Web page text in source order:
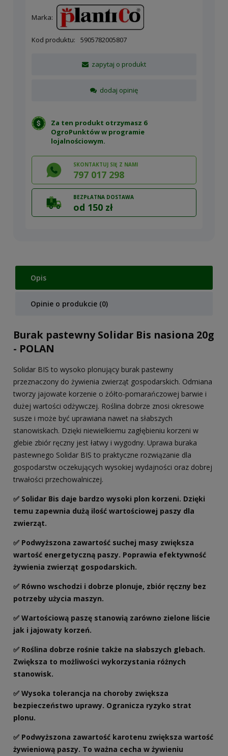
Marka:
Kod produktu: 5905782005807
zapytaj o produkt
dodaj opinię
Za ten produkt otrzymasz 6
OgroPunktów w programie
lojalnościowym.
SKONTAKTUJ SIĘ Z NAMI
797 017 298
BEZPŁATNA DOSTAWA
od 150 zł
Opis
Opinie o produkcie (0)
Burak pastewny Solidar Bis nasiona 20g
- POLAN
Solidar BIS to wysoko plonujący burak pastewny
przeznaczony do żywienia zwierząt gospodarskich. Odmiana
tworzy jajowate korzenie o żółto-pomarańczowej barwie i
dużej wartości odżywczej. Roślina dobrze znosi okresowe
susze i może być uprawiana nawet na słabszych
stanowiskach. Dzięki niewielkiemu zagłębieniu korzeni w
glebie zbiór ręczny jest łatwy i wygodny. Uprawa buraka
pastewnego Solidar BIS to praktyczne rozwiązanie dla
gospodarstw oczekujących wysokiej wydajności oraz dobrej
trwałości przechowalniczej.
✅ Solidar Bis daje bardzo wysoki plon korzeni. Dzięki
temu zapewnia dużą ilość wartościowej paszy dla
zwierząt.
✅ Podwyższona zawartość suchej masy zwiększa
wartość energetyczną paszy. Poprawia efektywność
żywienia zwierząt gospodarskich.
✅ Równo wschodzi i dobrze plonuje, zbiór ręczny bez
potrzeby użycia maszyn.
✅ Wartościową paszę stanowią zarówno zielone liście
jak i jajowaty korzeń.
✅ Roślina dobrze rośnie także na słabszych glebach.
Zwiększa to możliwości wykorzystania różnych
stanowisk.
✅ Wysoka tolerancja na choroby zwiększa
bezpieczeństwo uprawy. Ogranicza ryzyko strat
plonu.
✅ Podwyższona zawartość karotenu zwiększa wartość
żywieniową paszy. To ważna cecha w żywieniu